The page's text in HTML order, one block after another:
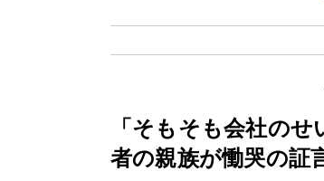
「そもそも会社の
者の親族が慟哭の